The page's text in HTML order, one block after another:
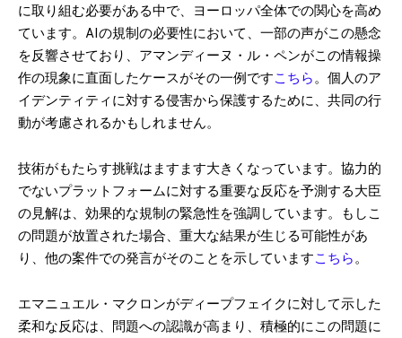
に取り組む必要がある中で、ヨーロッパ全体での関心を高め
ています。AIの規制の必要性において、一部の声がこの懸念
を反響させており、アマンディーヌ・ル・ペンがこの情報操
作の現象に直面したケースがその一例ですこちら。個人のア
イデンティティに対する侵害から保護するために、共同の行
動が考慮されるかもしれません。
技術がもたらす挑戦はますます大きくなっています。協力的
でないプラットフォームに対する重要な反応を予測する大臣
の見解は、効果的な規制の緊急性を強調しています。もしこ
の問題が放置された場合、重大な結果が生じる可能性があ
り、他の案件での発言がそのことを示していますこちら。
エマニュエル・マクロンがディープフェイクに対して示した
柔和な反応は、問題への認識が高まり、積極的にこの問題に